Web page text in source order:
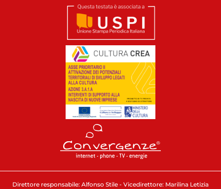
Direttore responsabile: Alfonso Stile - Vicedirettore: Marilina Letizia